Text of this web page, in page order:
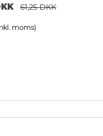
61,25 DKK
moms)